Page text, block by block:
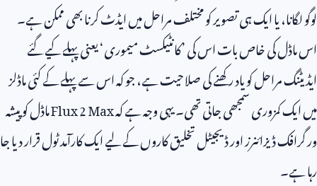
لوگو لگانا، یا ایک ہی تصویر کو مختلف مراحل میں ایڈٹ کرنا بھی ممکن ہے۔
اس ماڈل کی خاص بات اس کی ’کانٹیکسٹ میموری‘ یعنی پہلے کیے گئے
ایڈیٹنگ مراحل کو یاد رکھنے کی صلاحیت ہے، جو کہ اس سے پہلے کے کئی ماڈلز
میں ایک کمزوری سمجھی جاتی تھی۔ یہی وجہ ہے کہFlux 2 Maxماڈل کو پیشہ
ور گرافک ڈیزائنرز اور ڈیجیٹل تخلیق کاروں کے لیے ایک کارآمد ٹول قرار دیا جا
رہا ہے۔